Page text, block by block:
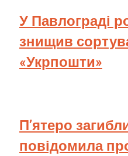
У Павлограді
знищив
«Укрпошти»
П’ятеро
повідомила